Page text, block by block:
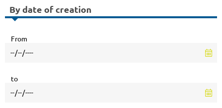
By date of creation
From
to